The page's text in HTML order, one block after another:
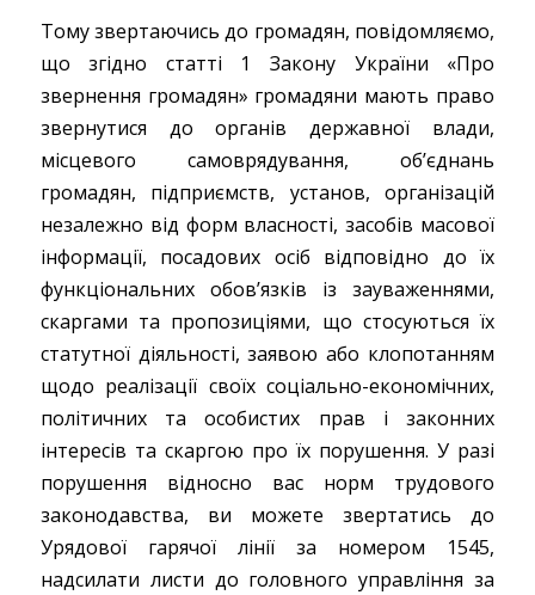
Тому звертаючись до громадян, повідомляємо,
що згідно статті 1 Закону України «Про
звернення громадян» громадяни мають право
звернутися до органів державної влади,
місцевого самоврядування, об’єднань
громадян, підприємств, установ, організацій
незалежно від форм власності, засобів масової
інформації, посадових осіб відповідно до їх
функціональних обов’язків із зауваженнями,
скаргами та пропозиціями, що стосуються їх
статутної діяльності, заявою або клопотанням
щодо реалізації своїх соціально-економічних,
політичних та особистих прав і законних
інтересів та скаргою про їх порушення. У разі
порушення відносно вас норм трудового
законодавства, ви можете звертатись до
Урядової гарячої лінії за номером 1545,
надсилати листи до головного управління за